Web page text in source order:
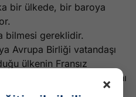
bir ülkede, bir baroya
bilmesi gereklidir.
Avrupa Birliği vatandaşı
ülkenin Fransız
çalışma hakkı tanıdığını
×